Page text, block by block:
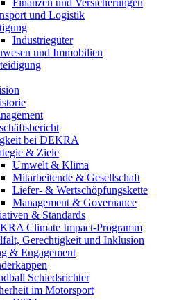
und Logistik
Industriegüter
und Immobilien
bei DEKRA
& Ziele
Umwelt & Klima
Mitarbeitende & Gesellschaft
Liefer- & Wertschöpfungskette
Management & Governance
& Standards
Climate Impact-Programm
Gerechtigkeit und Inklusion​
& Engagement
Schiedsrichter
im Motorsport